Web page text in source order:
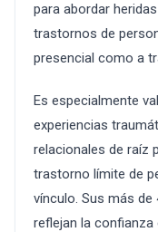
para abordar
trastornos de
presencial como a
Es especialmente
experiencias
relacionales de raíz
trastorno límite de
vínculo. Sus más
reflejan la confianza